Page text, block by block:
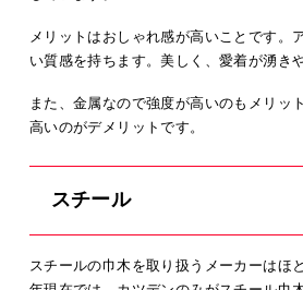
メリットはおしゃれ感が高いことです。
い質感を持ちます。美しく、愛着が湧き
また、金属なので強度が高いのもメリッ
高いのがデメリットです。
スチール
スチールの巾木を取り扱うメーカーはほ